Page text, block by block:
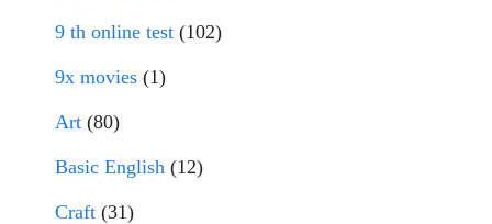
9 th online test (102)
9x movies (1)
Art (80)
Basic English (12)
Craft (31)